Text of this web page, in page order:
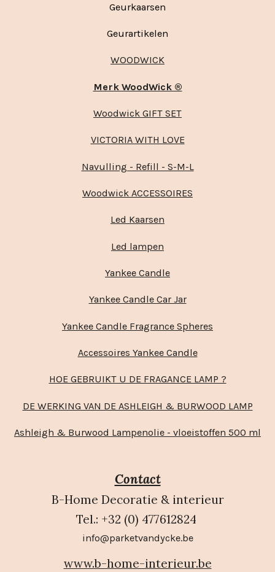
Geurkaarsen
Geurartikelen
WOODWICK
Merk WoodWick ®
Woodwick GIFT SET
VICTORIA WITH LOVE
Navulling - Refill - S-M-L
Woodwick ACCESSOIRES
Led Kaarsen
Led lampen
Yankee Candle
Yankee Candle Car Jar
Yankee Candle Fragrance Spheres
Accessoires Yankee Candle
HOE GEBRUIKT U DE FRAGANCE LAMP ?
DE WERKING VAN DE ASHLEIGH & BURWOOD LAMP
Ashleigh & Burwood Lampenolie - vloeistoffen 500 ml
Contact
B-Home Decoratie & interieur
Tel.: +32 (0) 477612824
info@parketvandycke.be
www.b-home-interieur.be